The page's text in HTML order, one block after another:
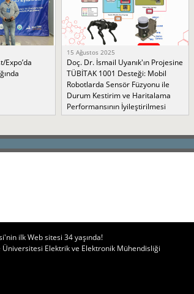
Expo’da
15 Ağustos 2025
Doç. Dr. İsmail Uyanık'ın Projesine
TÜBİTAK 1001 Desteği: Mobil
Robotlarda Sensör Füzyonu ile
Durum Kestirim ve Haritalama
Performansının İyileştirilmesi
ilk Web sitesi 34 yaşında!
Elektrik ve Elektronik Mühendisliği